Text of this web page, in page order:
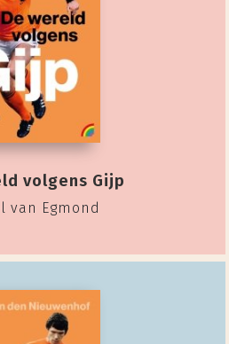
volgens Gijp
van Egmond